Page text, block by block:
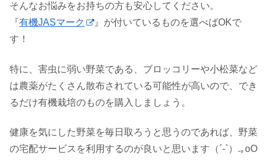
そんなお悩みをお持ちの方も安心してください。
『 有機JASマーク
』が付いているものを選べばOKで
す！
特に、害虫に弱い野菜である、ブロッコリーや小松菜など
は農薬がたくさん散布されている可能性が高いので、でき
るだけ有機栽培のものを購入しましょう。
健康を気にした野菜を毎日取ろうと思うのであれば、野菜
の宅配サービスを利用するのが良いと思います（´-`）.｡oO